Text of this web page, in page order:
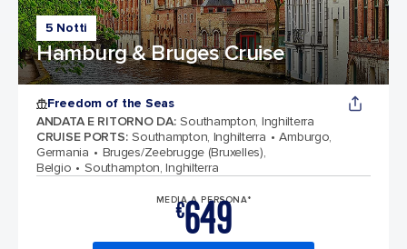
5 Notti
Hamburg & Bruges Cruise
Freedom of the Seas
ANDATA E RITORNO DA: Southampton, Inghilterra
CRUISE PORTS: Southampton, Inghilterra
Amburgo,
Germania
Bruges/Zeebrugge (Bruxelles),
Belgio
Southampton, Inghilterra
MEDIA A PERSONA*
€649